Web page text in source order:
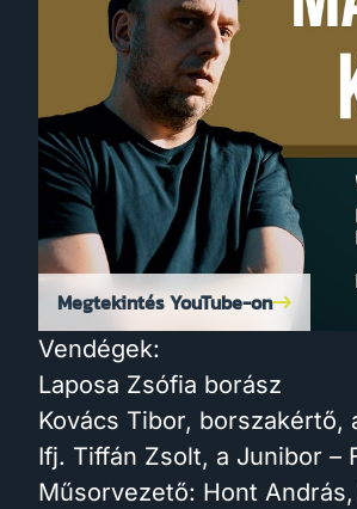
Megtekintés YouTube-on
Vendégek:
Laposa Zsófia borász
Kovács Tibor, borszakértő,
Ifj. Tiffán Zsolt, a Junibor –
Műsorvezető: Hont